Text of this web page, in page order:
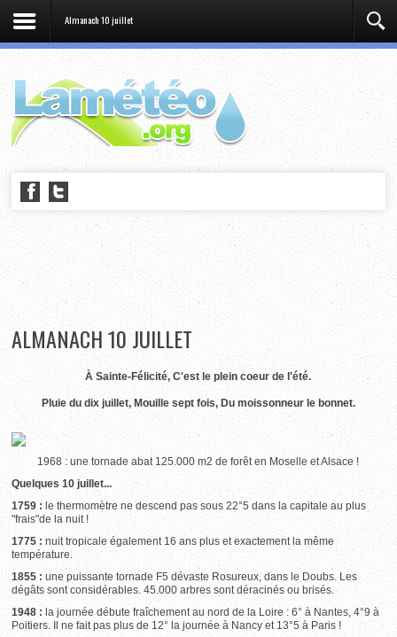
Almanach 10 juillet
ALMANACH 10 JUILLET
À Sainte-Félicité, C'est le plein coeur de l'été.
Pluie du dix juillet, Mouille sept fois, Du moissonneur le bonnet.
1968 : une tornade abat 125.000 m2 de forêt en Moselle et Alsace !
Quelques 10 juillet...
1759 : le thermomètre ne descend pas sous 22°5 dans la capitale au plus
"frais"de la nuit !
1775 : nuit tropicale également 16 ans plus et exactement la même
température.
1855 : une puissante tornade F5 dévaste Rosureux, dans le Doubs. Les
dégâts sont considérables. 45.000 arbres sont déracinés ou brisés.
1948 : la journée débute fraîchement au nord de la Loire : 6° à Nantes, 4°9 à
Poitiers. Il ne fait pas plus de 12° la journée à Nancy et 13°5 à Paris !